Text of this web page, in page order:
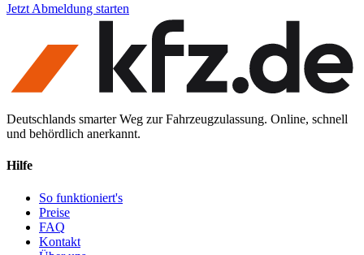
Jetzt Abmeldung starten
Deutschlands smarter Weg zur Fahrzeugzulassung. Online, schnell
und behördlich anerkannt.
Hilfe
So funktioniert's
Preise
FAQ
Kontakt